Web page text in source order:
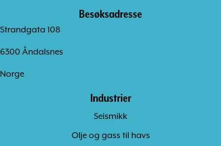
Besøksadresse
Strandgata 108
6300 Åndalsnes
Norge
Industrier
Seismikk
Olje og gass til havs